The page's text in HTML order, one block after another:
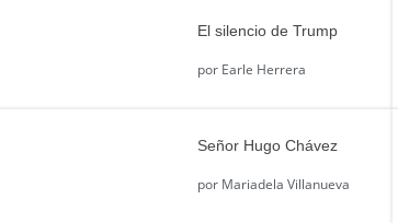
El silencio de Trump
porEarle Herrera
Señor Hugo Chávez
porMariadela Villanueva